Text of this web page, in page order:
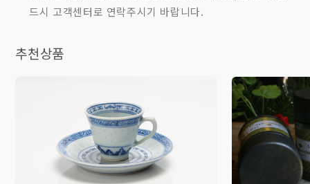
드시 고객센터로 연락주시기 바랍니다.
추천상품